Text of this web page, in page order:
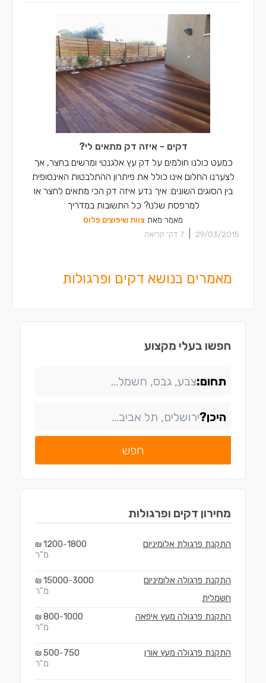
דקים - איזה דק מתאים לי?
כמעט כולנו חולמים על דק עץ אלגנטי ומרשים בחצר, אך
לצערנו החלום אינו כולל את פיתרון ההתלבטות האינסופית
בין הסוגים השונים. איך נדע איזה דק הכי מתאים לחצר או
למרפסת שלנו? כל התשובות במדריך
מאמר מאת צוות שיפוצים פלוס
29/03/2015
7 דק' קריאה
מאמרים בנושא דקים ופרגולות
חפשו בעלי מקצוע
תחום:
היכן?
חפש
מחירון דקים ופרגולות
התקנת פרגולת אלומיניום 1200-1800
₪
מ"ר
התקנת פרגולה אלומיניום
חשמלית
15000-3000
₪
מ"ר
התקנת פרגולה מעץ איפאה 800-1000
₪
מ"ר
התקנת פרגולה מעץ אורן 500-750
₪
מ"ר